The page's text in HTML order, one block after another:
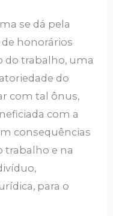
se dá pela
honorários
do trabalho, uma
do
com tal ônus,
com a
consequências
trabalho e na
para o